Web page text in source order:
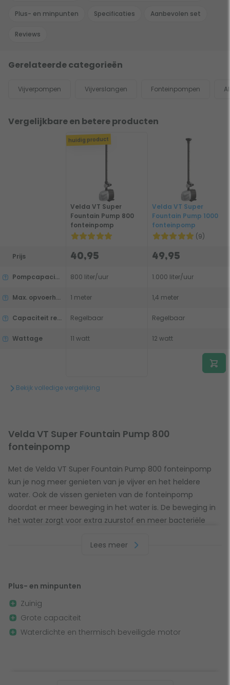
Plus- en minpunten Specificaties Aanbevolen set
Reviews
Gerelateerde categorieën
Vijverpompen Vijverslangen Fonteinpompen
Vergelijkbare en betere producten
Prijs
Pompcapaciteit
Max. opvoerhoogte
Capaciteit regelbaar
Wattage
huidig product
Velda VT Super
Fountain Pump 800
fonteinpomp
40,95
800 liter/uur
1 meter
Regelbaar
11 watt
Velda VT Super
Fountain Pump 1000
fonteinpomp
(9)
49,95
1.000 liter/uur
1,4 meter
Regelbaar
12 watt
Bekijk volledige vergelijking
Velda VT Super Fountain Pump 800
fonteinpomp
Met de Velda VT Super Fountain Pump 800 fonteinpomp
kun je nog meer genieten van je vijver en het heldere
water. Ook de vissen genieten van de fonteinpomp
doordat er meer beweging in het water is. De beweging in
het water zorgt voor extra zuurstof en meer bacteriële
De fonteinpomp is zuinig en heeft een maximale pomp
liter per uur) van de pomp is regelbaar. De pomp heeft een
lange levensduur doordat de motoren geheel waterdicht
en thermisch beveiligd zijn. Door de thermische beveiliging
Lees meer
Plus- en minpunten
Zuinig
Grote capaciteit
Waterdichte en thermisch beveiligde motor